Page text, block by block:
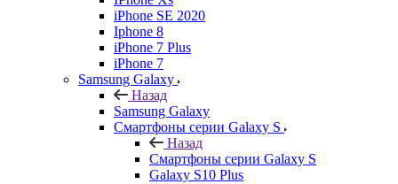
iPhone SE 2020
Iphone 8
iPhone 7 Plus
iPhone 7
Samsung Galaxy
Назад
Samsung Galaxy
Смартфоны серии Galaxy S
Назад
Смартфоны серии Galaxy S
Galaxy S10 Plus